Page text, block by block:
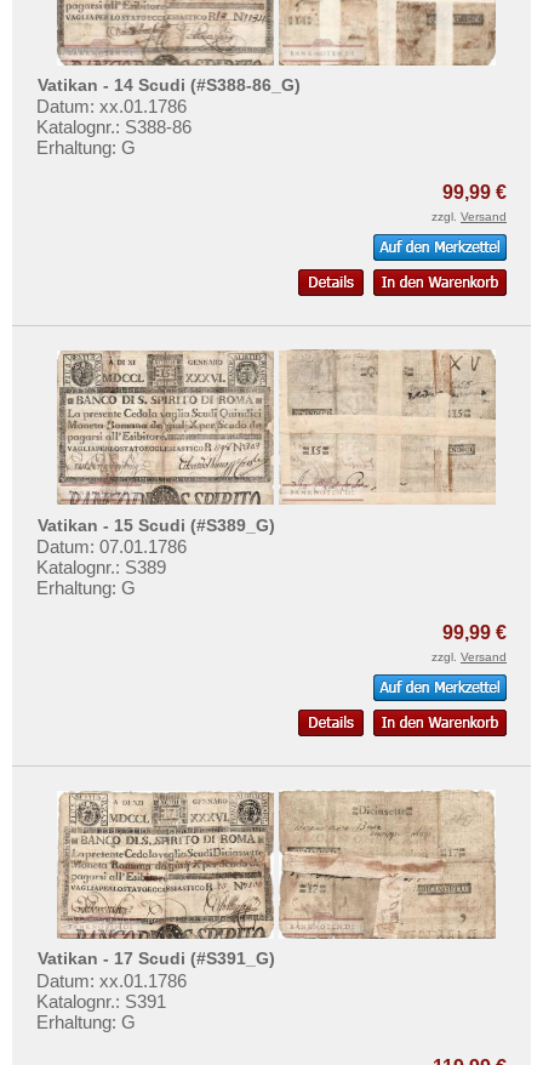
Vatikan - 14 Scudi (#S388-86_G)
Datum: xx.01.1786
Katalognr.: S388-86
Erhaltung: G
99,99 €
zzgl. Versand
Vatikan - 15 Scudi (#S389_G)
Datum: 07.01.1786
Katalognr.: S389
Erhaltung: G
99,99 €
zzgl. Versand
Vatikan - 17 Scudi (#S391_G)
Datum: xx.01.1786
Katalognr.: S391
Erhaltung: G